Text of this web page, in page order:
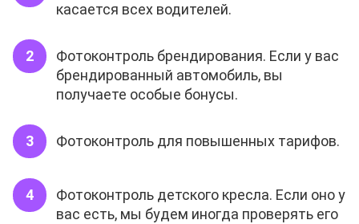
касается всех водителей.
Фотоконтроль брендирования. Если у вас
брендированный автомобиль, вы
получаете особые бонусы.
Фотоконтроль для повышенных тарифов.
Фотоконтроль детского кресла. Если оно у
вас есть, мы будем иногда проверять его